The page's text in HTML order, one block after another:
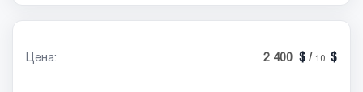
Цена: 2 400 / 10